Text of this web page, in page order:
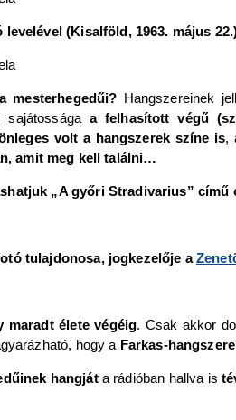
(Kisalföld, 1963. május
mesterhegedűi? Hangszereinek
a felhasított végű
volt a hangszerek színe is,
amit meg kell találni…
„A győri Stradivarius” című
tulajdonosa, jogkezelője a
maradt élete végéig. Csak akkor
hogy a Farkas-
hangjáta rádióban hallva is